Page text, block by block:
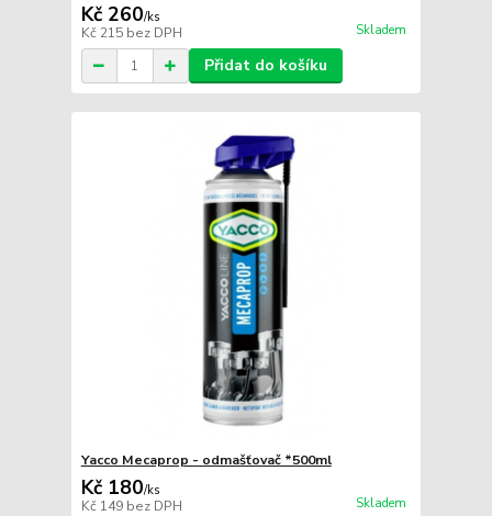
Kč 260/ks
Kč 215 bez DPH Skladem
Přidat do košíku
Yacco Mecaprop - odmašťovač *500ml
Kč 180/ks
Kč 149 bez DPH Skladem